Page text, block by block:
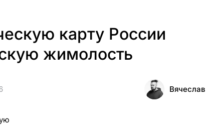
карту России
жимолость